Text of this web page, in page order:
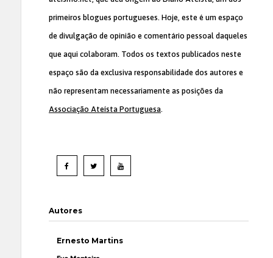
primeiros blogues portugueses. Hoje, este é um espaço
de divulgação de opinião e comentário pessoal daqueles
que aqui colaboram. Todos os textos publicados neste
espaço são da exclusiva responsabilidade dos autores e
não representam necessariamente as posições da
Associação Ateísta Portuguesa.
Autores
Ernesto Martins